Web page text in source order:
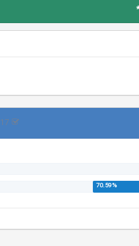
17 کاربر تاکنون رای داده است